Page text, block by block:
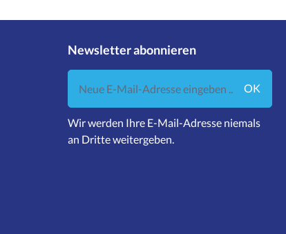
Newsletter abonnieren
Neue E-Mail-Adresse eingeben ...
OK
Wir werden Ihre E-Mail-Adresse niemals
an Dritte weitergeben.